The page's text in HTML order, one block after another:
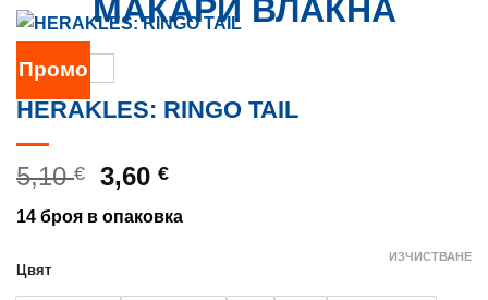
Промо
HERAKLES: RINGO TAIL
5,10€
Original
was:
3,60€Текущата
е:
14 броя в опаковка
Цвят
ИЗЧИСТВАНЕ